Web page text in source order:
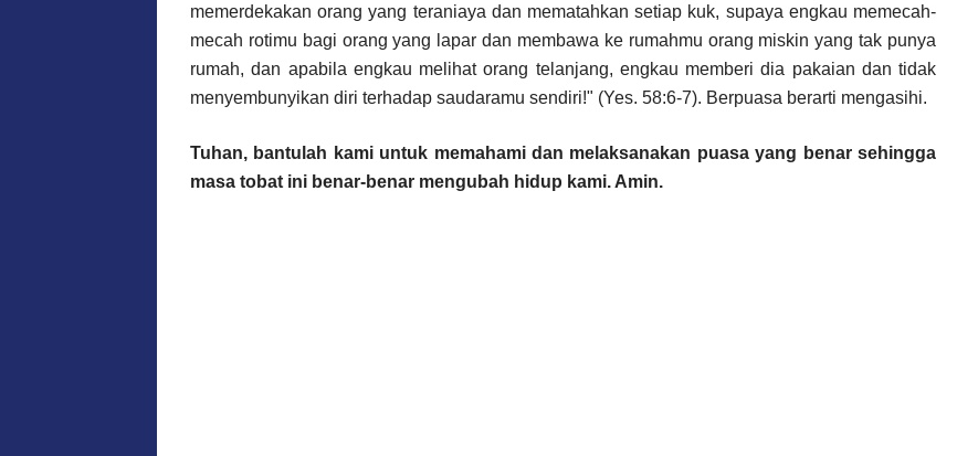
memerdekakan orang yang teraniaya dan mematahkan setiap kuk, supaya engkau memecah-
mecah rotimu bagi orang yang lapar dan membawa ke rumahmu orang miskin yang tak punya
rumah, dan apabila engkau melihat orang telanjang, engkau memberi dia pakaian dan tidak
menyembunyikan diri terhadap saudaramu sendiri!" (Yes. 58:6-7). Berpuasa berarti mengasihi.
Tuhan, bantulah kami untuk memahami dan melaksanakan puasa yang benar sehingga
masa tobat ini benar-benar mengubah hidup kami. Amin.